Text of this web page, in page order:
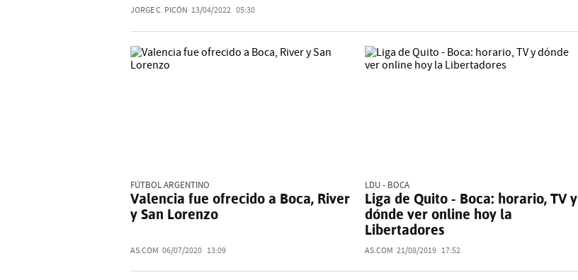
JORGE C. PICÓN 13/04/2022 05:30
FÚTBOL ARGENTINO
Valencia fue ofrecido a Boca, River
y San Lorenzo
AS.COM 06/07/2020 13:09
LDU - BOCA
Liga de Quito - Boca: horario, TV y
dónde ver online hoy la
Libertadores
AS.COM 21/08/2019 17:52